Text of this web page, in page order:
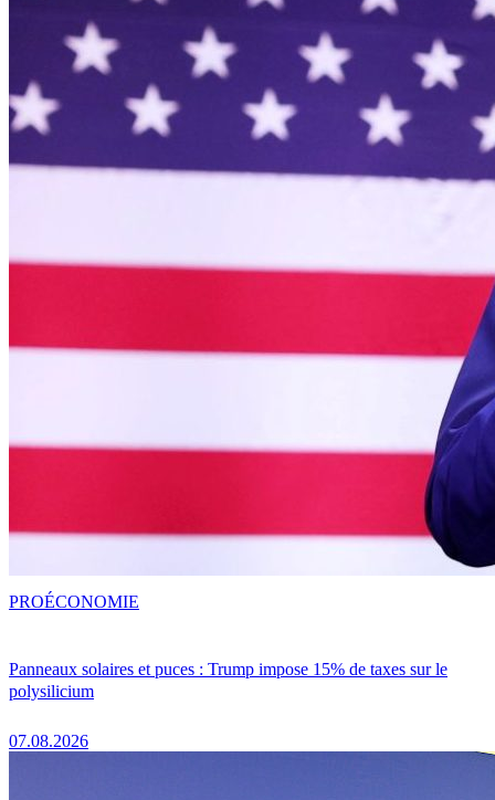
Panneaux solaires et puces : Trump impose 15% de taxes sur le
polysilicium
07.08.2026
PROÉCONOMIE